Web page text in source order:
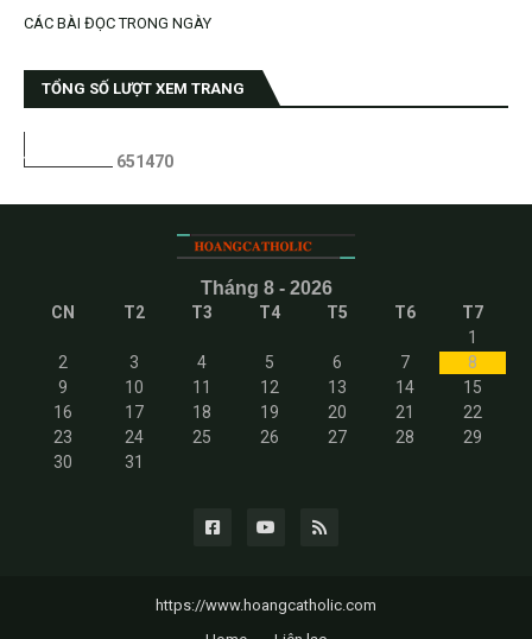
CÁC BÀI ĐỌC TRONG NGÀY
TỔNG SỐ LƯỢT XEM TRANG
651 470
Tháng 8 - 2026
CN T2 T3 T4 T5 T6
T7
1
2
3 4 5 6 7
8
9
10 11 12 13 14
15
16
17 18 19 20 21
22
23
24 25 26 27 28
29
30
31
https://www.hoangcatholic.com